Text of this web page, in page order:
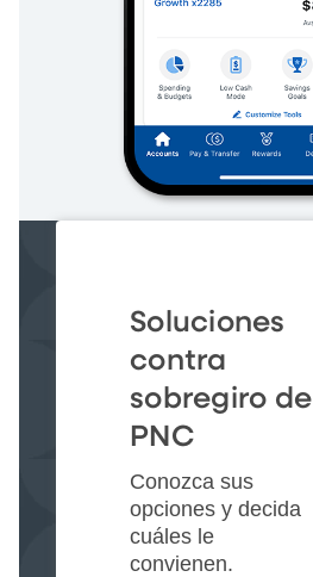
Soluciones
contra
sobregiro de
PNC
Conozca sus
opciones y decida
cuáles le
convienen.